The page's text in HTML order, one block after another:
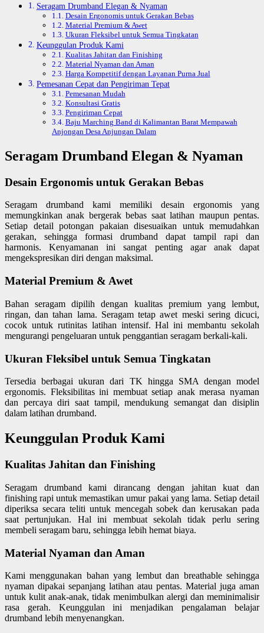
Seragam Drumband Elegan & Nyaman
Desain Ergonomis untuk Gerakan Bebas
Material Premium & Awet
Ukuran Fleksibel untuk Semua Tingkatan
Keunggulan Produk Kami
Kualitas Jahitan dan Finishing
Material Nyaman dan Aman
Harga Kompetitif dengan Layanan Purna Jual
Pemesanan Cepat dan Pengiriman Tepat
Pemesanan Mudah
Konsultasi Gratis
Pengiriman Cepat
Baju Marching Band di Kalimantan Barat Mempawah
Anjongan Desa Anjungan Dalam
Seragam Drumband Elegan & Nyaman
Desain Ergonomis untuk Gerakan Bebas
Seragam drumband kami memiliki desain ergonomis yang
memungkinkan anak bergerak bebas saat latihan maupun pentas.
Setiap detail potongan pakaian disesuaikan untuk memudahkan
gerakan, sehingga formasi drumband dapat tampil rapi dan
harmonis. Kenyamanan ini sangat penting agar anak dapat
mengekspresikan diri dengan maksimal.
Material Premium & Awet
Bahan seragam dipilih dengan kualitas premium yang lembut,
ringan, dan tahan lama. Seragam tetap awet meski sering dicuci,
cocok untuk rutinitas latihan intensif. Hal ini membantu sekolah
mengurangi pengeluaran untuk penggantian seragam berkali-kali.
Ukuran Fleksibel untuk Semua Tingkatan
Tersedia berbagai ukuran dari TK hingga SMA dengan model
ergonomis. Fleksibilitas ini membuat setiap anak merasa nyaman
dan percaya diri saat tampil, mendukung semangat dan disiplin
dalam latihan drumband.
Keunggulan Produk Kami
Kualitas Jahitan dan Finishing
Seragam drumband kami dirancang dengan jahitan kuat dan
finishing rapi untuk memastikan umur pakai yang lama. Setiap detail
diperiksa secara teliti untuk mencegah sobek dan kerusakan pada
saat pertunjukan. Hal ini membuat sekolah tidak perlu sering
membeli seragam baru, sehingga lebih hemat biaya.
Material Nyaman dan Aman
Kami menggunakan bahan yang lembut dan breathable sehingga
nyaman dipakai sepanjang latihan atau pentas. Material juga aman
untuk kulit anak-anak, tidak menimbulkan alergi dan meminimalisir
rasa gerah. Keunggulan ini menjadikan pengalaman belajar
drumband lebih menyenangkan.